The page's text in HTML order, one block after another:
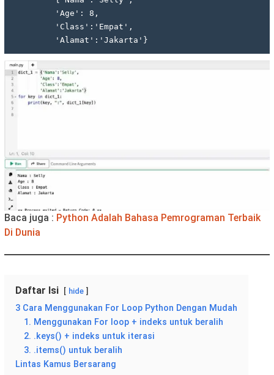
Baca juga : Python Adalah Bahasa Pemrograman Terbaik
Di Dunia
Daftar Isi hide
3 Cara Menggunakan For Loop Python Dengan Mudah
1. Menggunakan For loop + indeks untuk beralih
2. .keys() + indeks untuk iterasi
3. .items() untuk beralih
Lintas Kamus Bersarang